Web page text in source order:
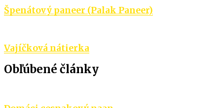
Špenátový paneer (Palak Paneer)
Vajíčková nátierka
Obľúbené články